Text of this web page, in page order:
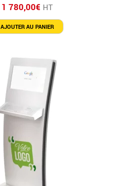
1 780,00€ HT
AJOUTER AU PANIER